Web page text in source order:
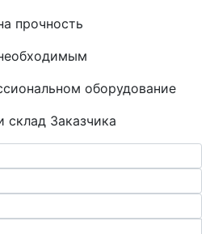
прочность
оборудование
Заказчика